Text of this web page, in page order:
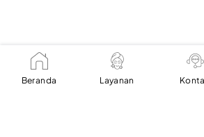
Beranda Layanan